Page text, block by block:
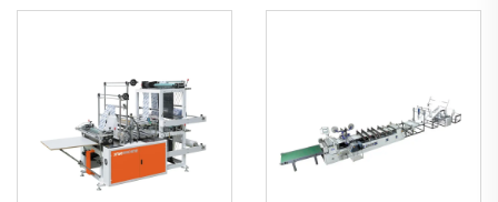
Taschenmachmaschine